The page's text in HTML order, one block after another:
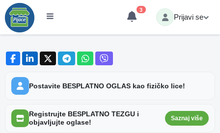
3
Prijavi se
Postavite BESPLATNO OGLAS kao fizičko lice!
Registrujte BESPLATNO TEZGU i
objavljujte oglase!
Saznaj više